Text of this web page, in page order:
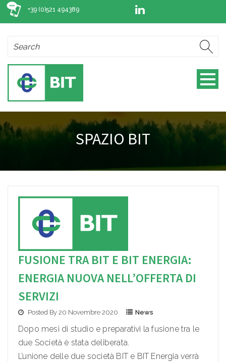
+39 (0)521 494389
SPAZIO BIT
FUSIONE TRA BIT E BIT ENERGIA:
ENERGIA NUOVA NELL’OFFERTA DI
SERVIZI
Posted By 20 Novembre 2020 News
Dopo mesi di studio e preparativi la fusione tra le
due Società è stata deliberata.
L’unione delle due società BIT e BIT Energia verrà